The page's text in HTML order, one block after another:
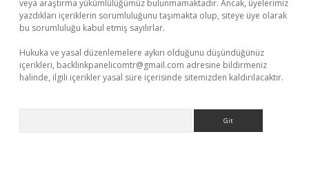
veya araştırma yükümlülüğümüz bulunmamaktadır. Ancak, üyelerimiz
yazdıkları içeriklerin sorumluluğunu taşımakta olup, siteye üye olarak
bu sorumluluğu kabul etmiş sayılırlar.
Hukuka ve yasal düzenlemelere aykırı olduğunu düşündüğünüz
içerikleri, backlinkpanelicomtr@gmail.com adresine bildirmeniz
halinde, ilgili içerikler yasal süre içerisinde sitemizden kaldırılacaktır.